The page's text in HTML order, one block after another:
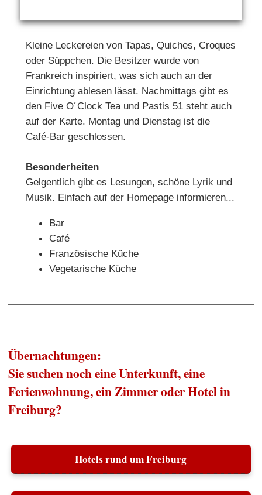
Kleine Leckereien von Tapas, Quiches, Croques
oder Süppchen. Die Besitzer wurde von
Frankreich inspiriert, was sich auch an der
Einrichtung ablesen lässt. Nachmittags gibt es
den Five O´Clock Tea und Pastis 51 steht auch
auf der Karte. Montag und Dienstag ist die
Café-Bar geschlossen.
Besonderheiten
Gelgentlich gibt es Lesungen, schöne Lyrik und
Musik. Einfach auf der Homepage informieren...
Bar
Café
Französische Küche
Vegetarische Küche
Übernachtungen:
Sie suchen noch eine Unterkunft, eine
Ferienwohnung, ein Zimmer oder Hotel in
Freiburg?
Hotels rund um Freiburg